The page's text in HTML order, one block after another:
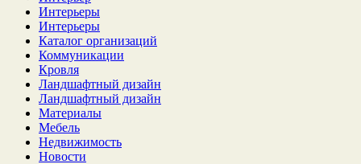
Интерьеры
Интерьеры
Каталог организаций
Коммуникации
Кровля
Ландшафтный дизайн
Ландшафтный дизайн
Материалы
Мебель
Недвижимость
Новости